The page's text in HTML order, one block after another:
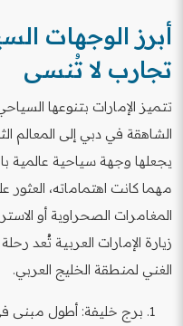
أبرز الوجهات
تجارب لا تُنسى
تتميز الإمارات بتنوعها
الشاهقة في دبي إلى المعالم
يجعلها وجهة سياحية عالمية
مهما كانت اهتماماته،
المغامرات الصحراوية أو
زيارة الإمارات العربية تُعد
الغني لمنطقة الخليج العربي.
برج خليفة: أطول مبنى في العالم